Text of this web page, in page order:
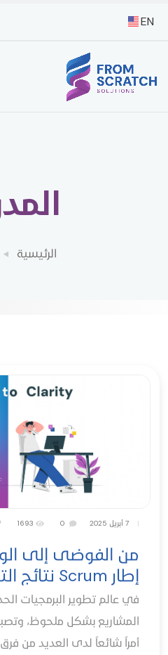
EN
الرئيسية
0
1693
من الفوضى إلى
إطار Scrum نتائج التطوير
في عالم تطوير البرمجيات
المشاريع بشكل ملحوظ،
أمراً شائعاً لدى العديد من فرق